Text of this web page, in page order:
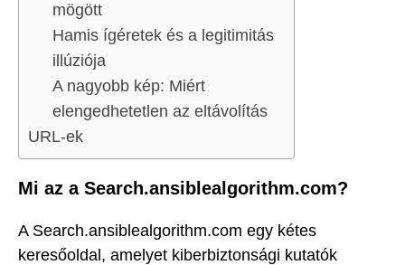
mögött
Hamis ígéretek és a legitimitás
illúziója
A nagyobb kép: Miért
elengedhetetlen az eltávolítás
URL-ek
Mi az a Search.ansiblealgorithm.com?
A Search.ansiblealgorithm.com egy kétes
keresőoldal, amelyet kiberbiztonsági kutatók